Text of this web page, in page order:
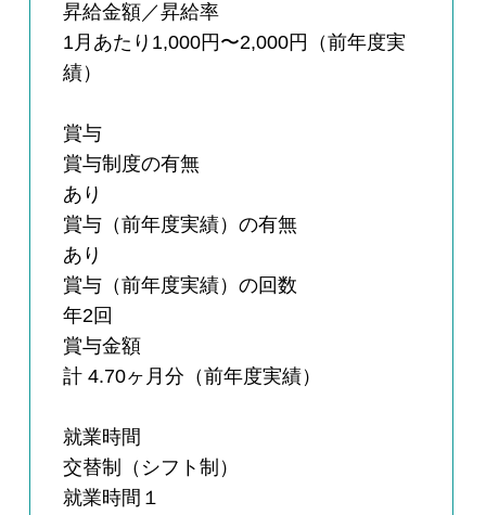
昇給金額／昇給率
1月あたり1,000円〜2,000円（前年度実
績）
賞与
賞与制度の有無
あり
賞与（前年度実績）の有無
あり
賞与（前年度実績）の回数
年2回
賞与金額
計 4.70ヶ月分（前年度実績）
就業時間
交替制（シフト制）
就業時間１